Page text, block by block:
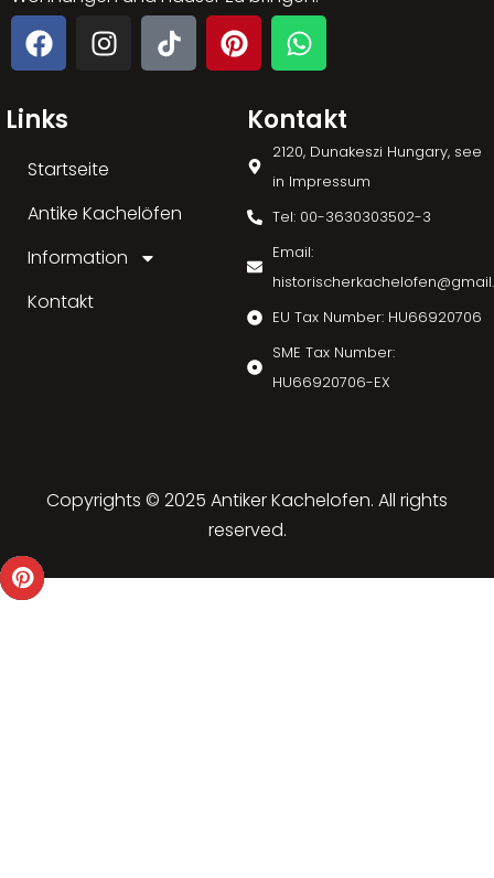
Links
Startseite
Antike Kachelöfen
Information
Kontakt
Kontakt
2120, Dunakeszi Hungary, see
in Impressum
Tel: 00-3630303502-3
Email:
EU Tax Number: HU66920706
SME Tax Number:
HU66920706-EX
Copyrights © 2025 Antiker Kachelofen. All rights
reserved.